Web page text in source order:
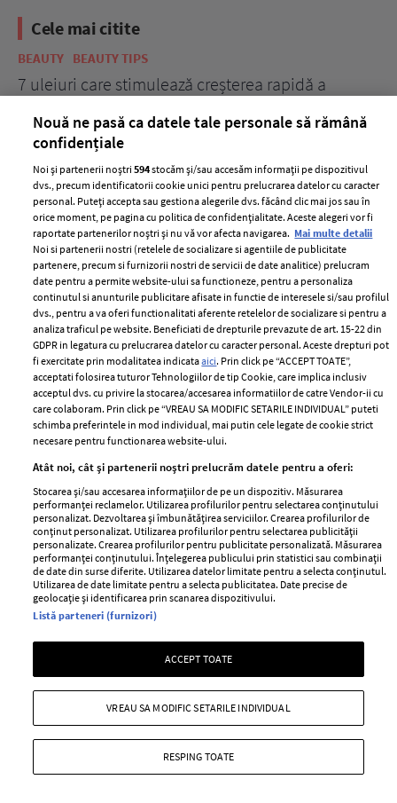
Cele mai citite
BEAUTY BEAUTY TIPS
7 uleiuri care stimulează creșterea rapidă a
ELLE Style Awards
2024
Despre ELLE
Romania
Contact
Abonamente
Termeni si conditii
Politica de
confidențialitate
Politica de cookies
Publicitate
GSP
Unica
Baby
Retete
femei
Viva
Avantaje
Retete practice
Pariază responsabil! Decizia ONJN nr. 821/25.09.2025.
Jocurile de noroc sunt interzise minorilor.
Copyright © 2026 Ringier Romania SRL
Nouă ne pasă ca datele tale personale să rămână
confidențiale
Noi și partenerii noștri594stocăm și/sau accesăm informații pe dispozitivul
dvs., precum identificatorii cookie unici pentru prelucrarea datelor cu caracter
personal. Puteți accepta sau gestiona alegerile dvs. făcând clic mai jos sau în
orice moment, pe pagina cu politica de confidențialitate. Aceste alegeri vor fi
raportate partenerilor noștri și nu vă vor afecta navigarea. Mai multe detalii
Noi si partenerii nostri (retelele de socializare si agentiile de publicitate
partenere, precum si furnizorii nostri de servicii de date analitice) prelucram
date pentru a permite website-ului sa functioneze, pentru a personaliza
continutul si anunturile publicitare afisate in functie de interesele si/sau profilul
dvs., pentru a va oferi functionalitati aferente retelelor de socializare si pentru a
analiza traficul pe website. Beneficiati de drepturile prevazute de art. 15-22 din
GDPR in legatura cu prelucrarea datelor cu caracter personal. Aceste drepturi pot
fi exercitate prin modalitatea indicataaici. Prin click pe “ACCEPT TOATE”,
acceptati folosirea tuturor Tehnologiilor de tip Cookie, care implica inclusiv
acceptul dvs. cu privire la stocarea/accesarea informatiilor de catre Vendor-ii cu
care colaboram. Prin click pe “VREAU SA MODIFIC SETARILE INDIVIDUAL” puteti
schimba preferintele in mod individual, mai putin cele legate de cookie strict
necesare pentru functionarea website-ului.
Atât noi, cât și partenerii noștri prelucrăm datele pentru a oferi:
Stocarea și/sau accesarea informațiilor de pe un dispozitiv. Măsurarea
performanței reclamelor. Utilizarea profilurilor pentru selectarea conținutului
personalizat. Dezvoltarea și îmbunătățirea serviciilor. Crearea profilurilor de
conținut personalizat. Utilizarea profilurilor pentru selectarea publicității
personalizate. Crearea profilurilor pentru publicitate personalizată. Măsurarea
performanței conținutului. Înțelegerea publicului prin statistici sau combinații
de date din surse diferite. Utilizarea datelor limitate pentru a selecta conținutul.
Utilizarea de date limitate pentru a selecta publicitatea. Date precise de
geolocație și identificarea prin scanarea dispozitivului.
Listă parteneri (furnizori)
ACCEPT TOATE
RESPING TOATE
VREAU SA MODIFIC SETARILE INDIVIDUAL